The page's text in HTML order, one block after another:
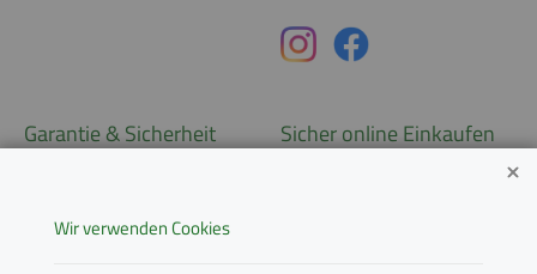
Garantie & Sicherheit Sicher online Einkaufen
Wir verwenden Cookies